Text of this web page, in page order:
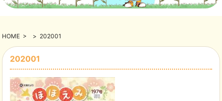
HOME > > 202001
202001